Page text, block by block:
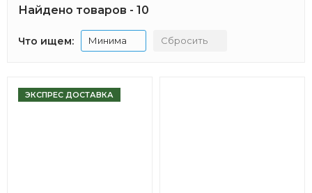
Найдено товаров - 10
Что ищем: Минима Сбросить
ЭКСПРЕС ДОСТАВКА